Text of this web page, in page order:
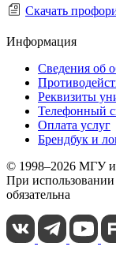
Скачать
Информация
Сведения об
Реквизиты
Телефонный
Оплата услуг
Брендбук и
© 1998–2026 МГУ
При использовании
обязательна